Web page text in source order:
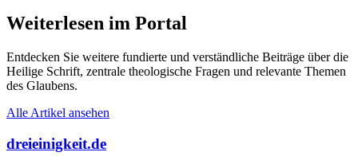
Weiterlesen im Portal
Entdecken Sie weitere fundierte und verständliche Beiträge über die
Heilige Schrift, zentrale theologische Fragen und relevante Themen
des Glaubens.
Alle Artikel ansehen
dreieinigkeit.de